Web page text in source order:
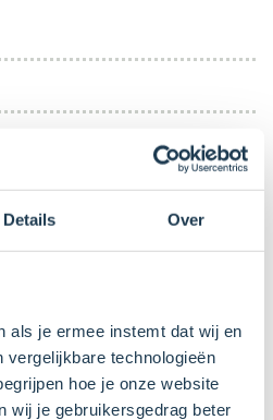
Details Over
als je ermee instemt dat wij en
technologieën
hoe je onze website
wij je gebruikersgedrag beter